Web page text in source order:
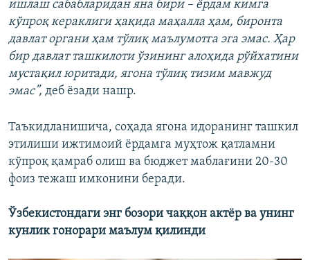
ишлаш сабабларидан яна бири – ёрдам кимга
кўпроқ кераклиги ҳақида маҳалла ҳам, биронта
давлат органи ҳам тўлиқ маълумотга эга эмас. Ҳар
бир давлат ташкилоти ўзининг алоҳида рўйхатини
мустақил юритади, ягона тўлиқ тизим мавжуд
эмас”, деб ёзади нашр.
Таъкидланишича, соҳада ягона идоранинг ташкил
этилиши ижтимоий ёрдамга муҳтож қатламни
кўпроқ қамраб олиш ва бюджет маблағини 20-30
фоиз тежаш имконини беради.
Ўзбекистондаги энг бозори чаққон актёр ва унинг
кунлик гонорари маълум қилинди